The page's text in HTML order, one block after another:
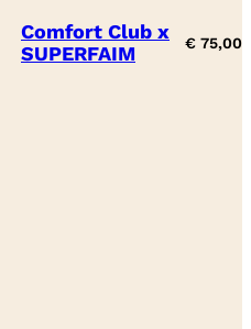
Comfort Club x
SUPERFAIM
€ 75,00